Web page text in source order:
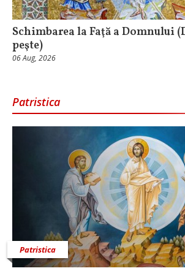
Schimbarea la Faţă a Domnului
peşte)
06 Aug, 2026
Patristica
Patristica